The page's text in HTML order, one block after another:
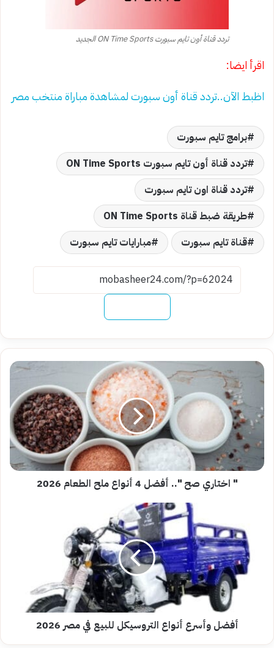
تردد قناة أون تايم سبورت ON Time Sports الجديد
اقرأ ايضا:
اظبط الآن..تردد قناة أون سبورت لمشاهدة مباراة منتخب مصر
برامج تايم سبورت
تردد قناة أون تايم سبورت ON Time Sports
تردد قناة اون تايم سبورت
طريقة ضبط قناة ON Time Sports
قناة تايم سبورت
مبارايات تايم سبورت
"
اختاري
"..
أفضل
أنواع
ملح
الطعام
" اختاري صح ".. أفضل 4 أنواع ملح الطعام 2026
أنواع
التروسيكل
للبيع
أفضل وأسرع أنواع التروسيكل للبيع في مصر 2026